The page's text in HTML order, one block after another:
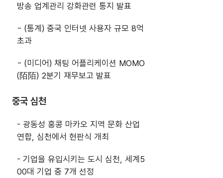
방송 업계관리 강화관련 통지 발표
- (통계) 중국 인터넷 사용자 규모 8억
초과
- (미디어) 채팅 어플리케이션 MOMO
(陌陌) 2분기 재무보고 발표
중국 심천
- 광동성 홍콩 마카오 지역 문화 산업
연합, 심천에서 현판식 개최
- 기업을 유입시키는 도시 심천, 세계5
00대 기업 중 7개 선정